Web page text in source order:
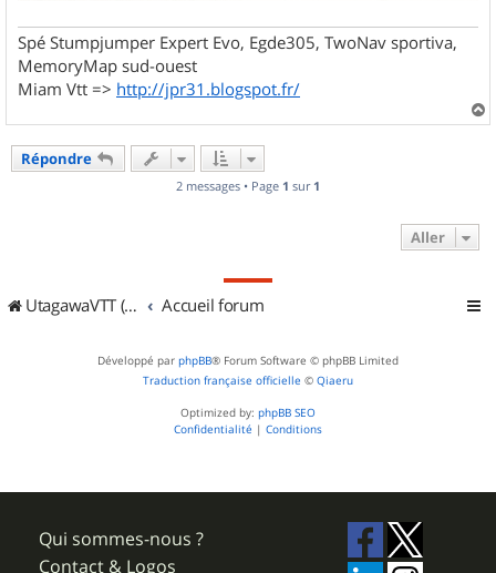
Spé Stumpjumper Expert Evo, Egde305, TwoNav sportiva,
MemoryMap sud-ouest
Miam Vtt => http://jpr31.blogspot.fr/
a
Répondre
2 messages • Page 1 sur 1
Aller
UtagawaVTT (Randos VTT et VTTAE avec traces GPS) Accueil forum
Développé par phpBB® Forum Software © phpBB Limited
Traduction française officielle © Qiaeru
Optimized by: phpBB SEO
Confidentialité | Conditions
Qui sommes-nous ?
Contact & Logos